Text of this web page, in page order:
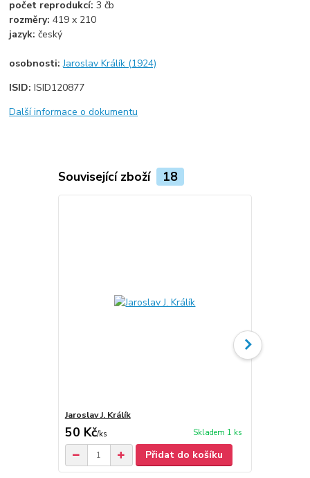
počet reprodukcí:3 čb
rozměry:419 x 210
jazyk:český
osobnosti:Jaroslav Králík (1924)
ISID:ISID120877
Další informace o dokumentu
Související zboží 18
Jaroslav J. Králík
50 Kč/ks Skladem 1 ks
Přidat do košíku